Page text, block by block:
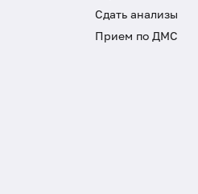
Сдать анализы
Прием по ДМС